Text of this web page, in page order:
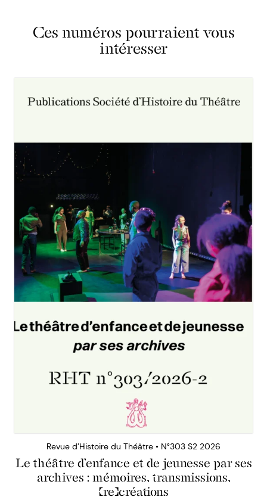
Ces numéros pourraient vous
intéresser
Revue d’Histoire du Théâtre • N°303 S2 2026
Le théâtre d’enfance et de jeunesse par ses
archives : mémoires, transmissions,
(re)créations